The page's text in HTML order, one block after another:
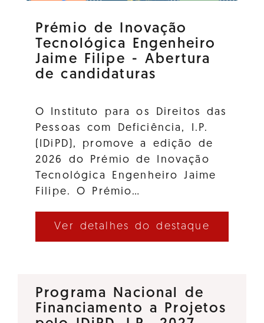
Prémio de Inovação
Tecnológica Engenheiro
Jaime Filipe - Abertura
de candidaturas
O Instituto para os Direitos das
Pessoas com Deficiência, I.P.
(IDiPD), promove a edição de
2026 do Prémio de Inovação
Tecnológica Engenheiro Jaime
Filipe. O Prémio…
Ver detalhes do destaque
Programa Nacional de
Financiamento a Projetos